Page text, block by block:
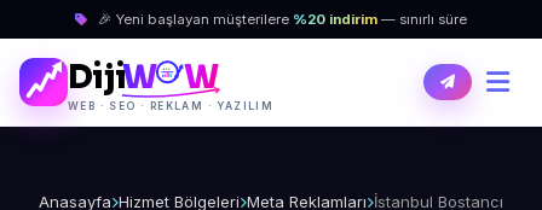
🎉 Yeni başlayan müşterilere %20 indirim — sınırlı süre
DijiW W
WEB · SEO · REKLAM · YAZILIM
Anasayfa Hizmet Bölgeleri Meta Reklamları İstanbul Bostancı